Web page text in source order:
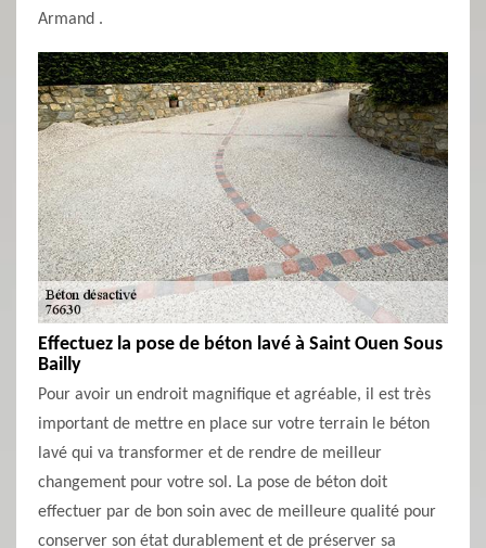
Armand .
Effectuez la pose de béton lavé à Saint Ouen Sous
Bailly
Pour avoir un endroit magnifique et agréable, il est très
important de mettre en place sur votre terrain le béton
lavé qui va transformer et de rendre de meilleur
changement pour votre sol. La pose de béton doit
effectuer par de bon soin avec de meilleure qualité pour
conserver son état durablement et de préserver sa